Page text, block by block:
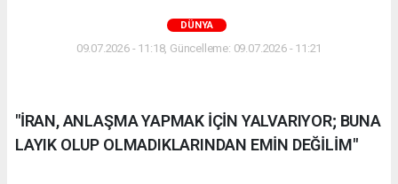
DÜNYA
09.07.2026 - 11:18, Güncelleme: 09.07.2026 - 11:21
"İRAN, ANLAŞMA YAPMAK İÇİN YALVARIYOR; BUNA
LAYIK OLUP OLMADIKLARINDAN EMİN DEĞİLİM"